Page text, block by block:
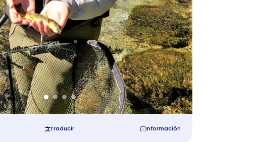
Traducir Información